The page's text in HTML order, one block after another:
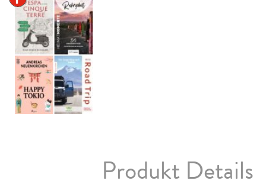
Produkt Details